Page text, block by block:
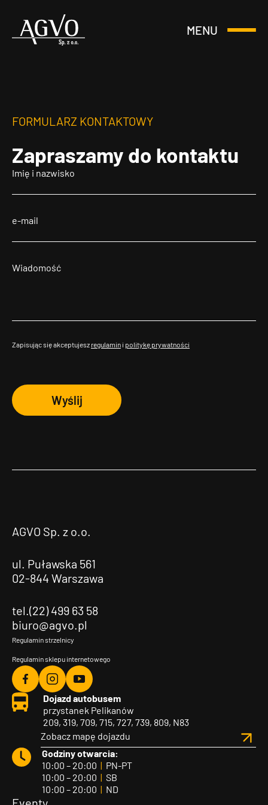
Header
MENU
Otwórz
FORMULARZ KONTAKTOWY
Zapraszamy do kontaktu
Zapisując się akceptujesz regulamin i politykę prywatności
Wyślij
AGVO Sp. z o.o.
ul. Puławska 561
02-844 Warszawa
tel.(22) 499 63 58
biuro@agvo.pl
Regulamin strzelnicy
Regulamin sklepu internetowego
Agvo
Facebook
Agvo
Instagram
Agvo
YouTube
Dojazd autobusem
przystanek Pelikanów
209, 319, 709, 715, 727, 739, 809, N83
Zobacz mapę dojazdu
Godziny otwarcia:
10:00 – 20:00 | PN-PT
10:00 – 20:00 | SB
10:00 – 20:00 | ND